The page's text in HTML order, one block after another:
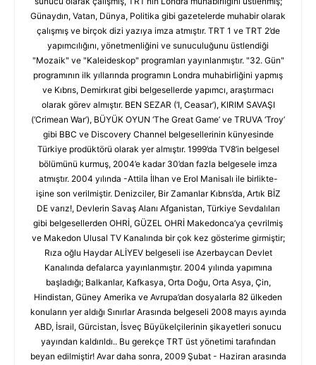
Günaydın, Vatan, Dünya, Politika gibi gazetelerde muhabir olarak
çalışmış ve birçok dizi yazıya imza atmıştır. TRT 1 ve TRT 2’de
yapımcılığını, yönetmenliğini ve sunuculuğunu üstlendiği
"Mozaik" ve "Kaleideskop" programları yayınlanmıştır. "32. Gün"
programının ilk yıllarında programın Londra muhabirliğini yapmış
ve Kıbrıs, Demirkırat gibi belgesellerde yapımcı, araştırmacı
olarak görev almıştır. BEN SEZAR (‘I, Ceasar’), KIRIM SAVAŞI
(‘Crimean War’), BÜYÜK OYUN ‘The Great Game’ ve TRUVA ‘Troy’
gibi BBC ve Discovery Channel belgesellerinin künyesinde
Türkiye prodüktörü olarak yer almıştır. 1999’da TV8’in belgesel
bölümünü kurmuş, 2004’e kadar 30’dan fazla belgesele imza
atmıştır. 2004 yılında -Attila İlhan ve Erol Manisalı ile birlikte-
işine son verilmiştir. Denizciler, Bir Zamanlar Kıbrıs’da, Artık BİZ
DE varız!, Devlerin Savaş Alanı Afganistan, Türkiye Sevdalıları
gibi belgesellerden OHRİ, GÜZEL OHRİ Makedonca’ya çevrilmiş
ve Makedon Ulusal TV Kanalında bir çok kez gösterime girmiştir;
Rıza oğlu Haydar ALİYEV belgeseli ise Azerbaycan Devlet
Kanalında defalarca yayınlanmıştır. 2004 yılında yapımına
başladığı; Balkanlar, Kafkasya, Orta Doğu, Orta Asya, Çin,
Hindistan, Güney Amerika ve Avrupa’dan dosyalarla 82 ülkeden
konuların yer aldığı Sınırlar Arasında belgeseli 2008 mayıs ayında
ABD, İsrail, Gürcistan, İsveç Büyükelçilerinin şikayetleri sonucu
yayından kaldırıldı.. Bu gerekçe TRT üst yönetimi tarafından
beyan edilmiştir! Avar daha sonra, 2009 Şubat - Haziran arasında